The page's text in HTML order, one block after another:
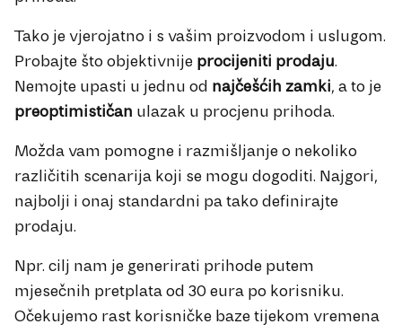
Tako je vjerojatno i s vašim proizvodom i uslugom.
Probajte što objektivnije procijeniti prodaju.
Nemojte upasti u jednu od najčešćih zamki, a to je
preoptimističan ulazak u procjenu prihoda.
Možda vam pomogne i razmišljanje o nekoliko
različitih scenarija koji se mogu dogoditi. Najgori,
najbolji i onaj standardni pa tako definirajte
prodaju.
Npr. cilj nam je generirati prihode putem
mjesečnih pretplata od 30 eura po korisniku.
Očekujemo rast korisničke baze tijekom vremena